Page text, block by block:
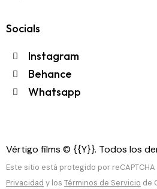
Socials
Instagram
Behance
Whatsapp
Vértigo films © {{Y}}. Todos los
Este sitio está protegido por reCAPTCHA
Privacidad y los Términos de Servicio de